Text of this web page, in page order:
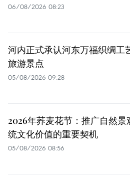
06/08/2026 08:23
河内正式承认河东万福织绸工
旅游景点
05/08/2026 09:28
2026年荞麦花节：推广自然景
统文化价值的重要契机
05/08/2026 08:56